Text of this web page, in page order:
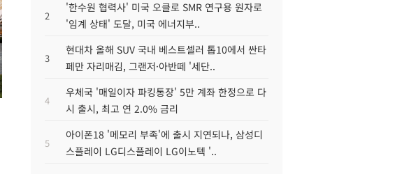
2
'한수원 협력사' 미국 오클로 SMR 연구용 원자로
'임계 상태' 도달, 미국 에너지부..
3
현대차 올해 SUV 국내 베스트셀러 톱10에서 싼타
페만 자리매김, 그랜저·아반떼 '세단..
4
우체국 '매일이자 파킹통장' 5만 계좌 한정으로 다
시 출시, 최고 연 2.0% 금리
5
아이폰18 '메모리 부족'에 출시 지연되나, 삼성디
스플레이 LG디스플레이 LG이노텍 '..